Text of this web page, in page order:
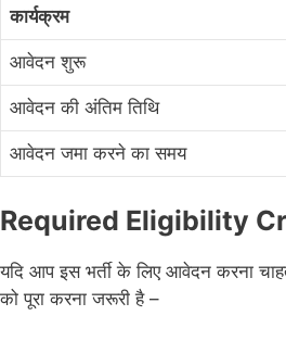
कार्यक्रम
आवेदन शुरू
आवेदन की अंतिम तिथि
आवेदन जमा करने का समय
Required Eligibility
यदि आप इस भर्ती के लिए आवेदन करना
को पूरा करना जरूरी है –